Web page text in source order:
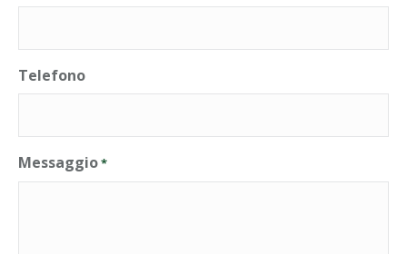
Telefono
Messaggio*